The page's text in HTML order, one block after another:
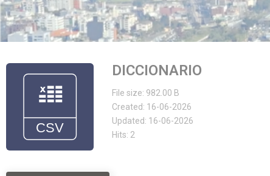
DICCIONARIO
File size: 982.00 B
Created: 16-06-2026
Updated: 16-06-2026
Hits: 2